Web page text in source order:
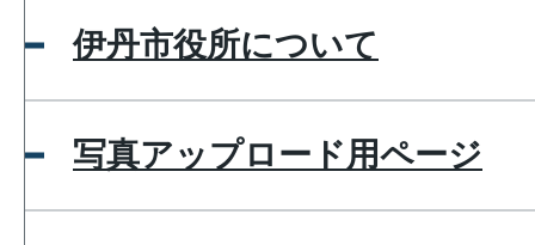
伊丹市役所について
写真アップロード用ページ